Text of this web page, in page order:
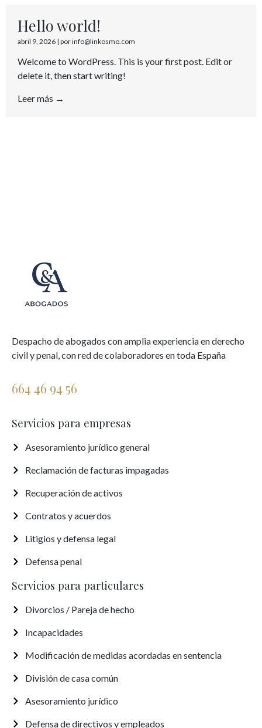
Hello world!
abril 9, 2026 | por info@linkosmo.com
Welcome to WordPress. This is your first post. Edit or
delete it, then start writing!
Leer más →
Despacho de abogados con amplia experiencia en derecho
civil y penal, con red de colaboradores en toda España
664 46 94 56
Servicios para empresas
Asesoramiento jurídico general
Reclamación de facturas impagadas
Recuperación de activos
Contratos y acuerdos
Litigios y defensa legal
Defensa penal
Servicios para particulares
Divorcios / Pareja de hecho
Incapacidades
Modificación de medidas acordadas en sentencia
División de casa común
Asesoramiento jurídico
Defensa de directivos y empleados